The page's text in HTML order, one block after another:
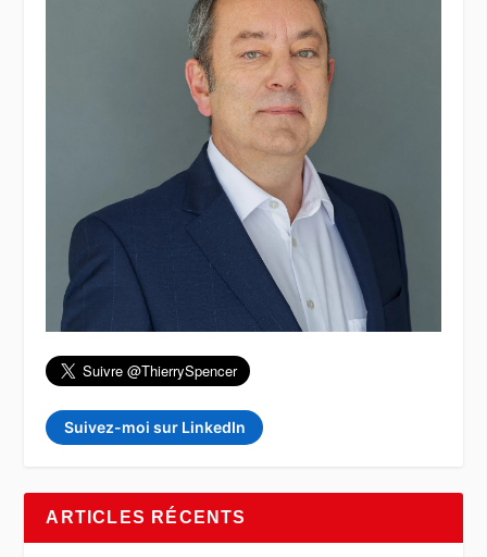
Suivez-moi sur LinkedIn
ARTICLES RÉCENTS